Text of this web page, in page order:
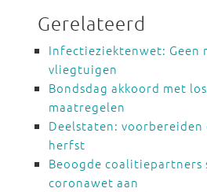
Gerelateerd
Infectieziektenwet: Geen
vliegtuigen
Bondsdag akkoord met
maatregelen
Deelstaten: voorbereiden
herfst
Beoogde coalitiepartners
coronawet aan